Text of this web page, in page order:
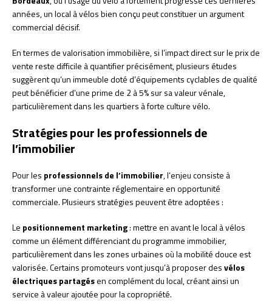
années, un local à vélos bien conçu peut constituer un argument
commercial décisif.
En termes de valorisation immobilière, si l’impact direct sur le prix de
vente reste difficile à quantifier précisément, plusieurs études
suggèrent qu’un immeuble doté d’équipements cyclables de qualité
peut bénéficier d’une prime de 2 à 5% sur sa valeur vénale,
particulièrement dans les quartiers à forte culture vélo.
Stratégies pour les professionnels de
l’immobilier
Pour les professionnels de l’immobilier, l’enjeu consiste à
transformer une contrainte réglementaire en opportunité
commerciale. Plusieurs stratégies peuvent être adoptées :
Le positionnement marketing: mettre en avant le local à vélos
comme un élément différenciant du programme immobilier,
particulièrement dans les zones urbaines où la mobilité douce est
valorisée. Certains promoteurs vont jusqu’à proposer desvélos
électriques partagésen complément du local, créant ainsi un
service à valeur ajoutée pour la copropriété.